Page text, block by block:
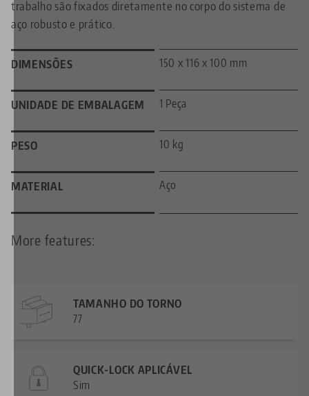
trabalho são fixados diretamente no corpo do sistema de
aço robusto e prático.
DIMENSÕES 150 x 116 x 100 mm
UNIDADE DE EMBALAGEM 1 Peça
PESO 10 kg
MATERIAL Aço
More features:
TAMANHO DO TORNO
77
QUICK-LOCK APLICÁVEL
Sim